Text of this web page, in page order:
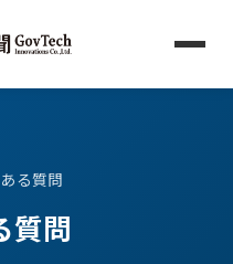
る質問
質問